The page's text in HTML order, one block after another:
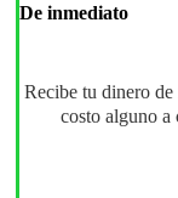
De inmediato
Recibe tu dinero
costo alguno a